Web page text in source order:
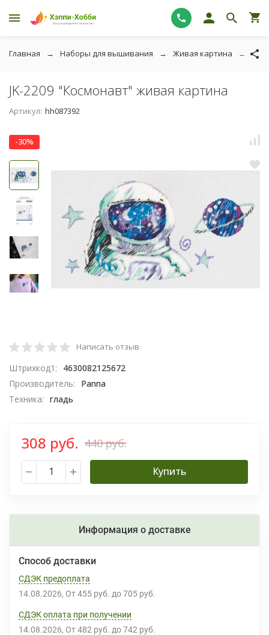
Главная Наборы для вышивания Живая картина
JK-2209 "Космонавт" живая картина
Артикул: hh087392
-30%
Написать отзыв
Штрихкод1:
4630082125672
Производитель:
Panna
Техника: гладь
308 руб. 440 руб.
Купить
Информация о доставке
Способ доставки
СДЭК предоплата
14.08.2026 От 455 руб. до 705 руб.
СДЭК оплата при получении
14.08.2026 От 482 руб. до 742 руб.